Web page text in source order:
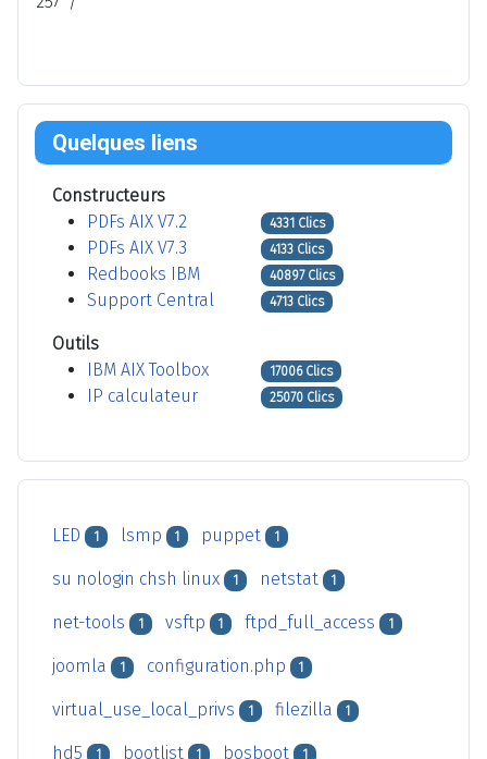
Quelques liens
Constructeurs
PDFs AIX V7.2
4331 Clics
PDFs AIX V7.3 4133 Clics
Redbooks IBM 40897 Clics
Support Central 4713 Clics
Outils
IBM AIX Toolbox
17006 Clics
IP calculateur 25070 Clics
LED 1 lsmp 1 puppet 1
su nologin chsh linux 1 netstat 1
net-tools 1 vsftp 1 ftpd_full_access 1
joomla 1 configuration.php 1
virtual_use_local_privs 1 filezilla 1
hd5 1 bootlist 1 bosboot 1